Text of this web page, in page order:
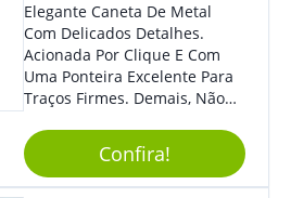
Elegante Caneta De Metal
Com Delicados Detalhes.
Acionada Por Clique E Com
Uma Ponteira Excelente Para
Traços Firmes. Demais, Não
Confira!